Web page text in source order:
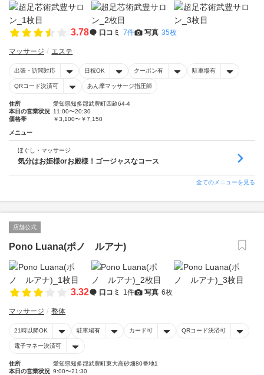
3.78 口コミ 7件 写真 35枚
マッサージ エステ
出張・訪問対応 日祝OK クーポン有 駐車場有
QRコード決済可 あん摩マッサージ指圧師
住所
愛知県知多郡武豊町四畝64-4
本日の営業状況 11:00〜20:30
価格帯
￥3,100〜￥7,150
メニュー
ほぐし・マッサージ
気分はお姫様orお殿様！ゴージャスなコース
全てのメニューを見る
店舗公式
Pono Luana(ポノ ルアナ)
3.32 口コミ 1件 写真 6枚
マッサージ 整体
21時以降OK 駐車場有 カード可 QRコード決済可
電子マネー決済可
住所
愛知県知多郡武豊町東大高砂畑80番地1
本日の営業状況 9:00〜21:30